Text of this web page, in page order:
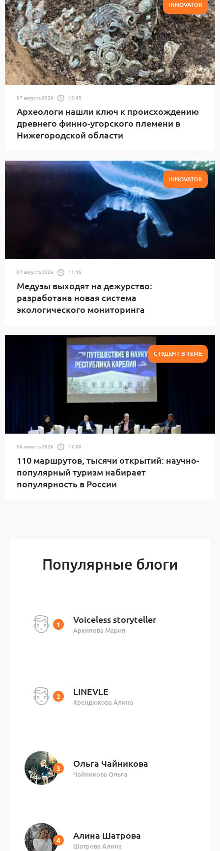
INNOVATOR
07 августа 2026 16:45
Археологи нашли ключ к происхождению
древнего финно-угорского племени в
Нижегородской области
INNOVATOR
07 августа 2026 11:15
Медузы выходят на дежурство:
разработана новая система
экологического мониторинга
СТУДЕНТ В ТЕМЕ
06 августа 2026 17:00
110 маршрутов, тысячи открытий: научно-
популярный туризм набирает
популярность в России
Популярные блоги
Voiceless storyteller
Архипова Мария
LINEVLE
Крендюкова Алина
Ольга Чайникова
Чайникова Ольга
Алина Шатрова
Шатрова Алина